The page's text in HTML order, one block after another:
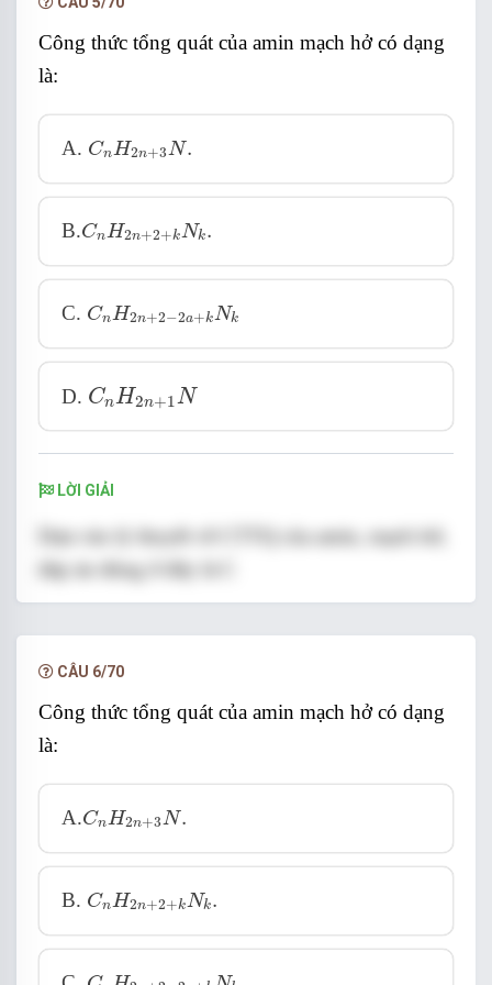
Công thức tổng quát của amin mạch hở có dạng
là:
A. Cn H2n+3N.
Cn H2 3N
B.Cn H2n+2+k Nk.
Cn H2 kN
C. Cn H2n+2−2a+k Nk
Cn H2 kN
D. CnH2n+1N
Cn H2 1N
LỜI GIẢI
Dựa vào lý thuyết về CTTQ của amin, mạch hở,
đáp án đúng ở đây là C
CÂU 6/70
Công thức tổng quát của amin mạch hở có dạng
là:
A.Cn H2n+3N.
Cn H2 3N
B. Cn H2n+2+k Nk.
Cn H2 kN
Cn H2 kN